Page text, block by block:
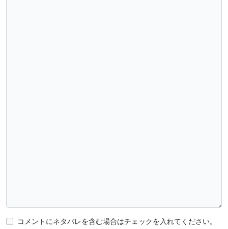
コメントにネタバレを含む場合はチェックを入れてください。